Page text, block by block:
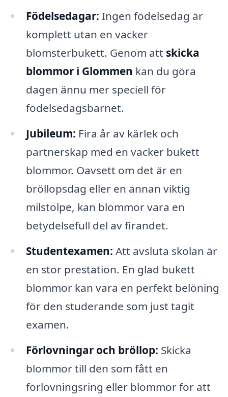
Födelsedagar: Ingen födelsedag är
komplett utan en vacker
blomsterbukett. Genom att skicka
blommor i Glommen kan du göra
dagen ännu mer speciell för
födelsedagsbarnet.
Jubileum: Fira år av kärlek och
partnerskap med en vacker bukett
blommor. Oavsett om det är en
bröllopsdag eller en annan viktig
milstolpe, kan blommor vara en
betydelsefull del av firandet.
Studentexamen: Att avsluta skolan är
en stor prestation. En glad bukett
blommor kan vara en perfekt belöning
för den studerande som just tagit
examen.
Förlovningar och bröllop: Skicka
blommor till den som fått en
förlovningsring eller blommor för att